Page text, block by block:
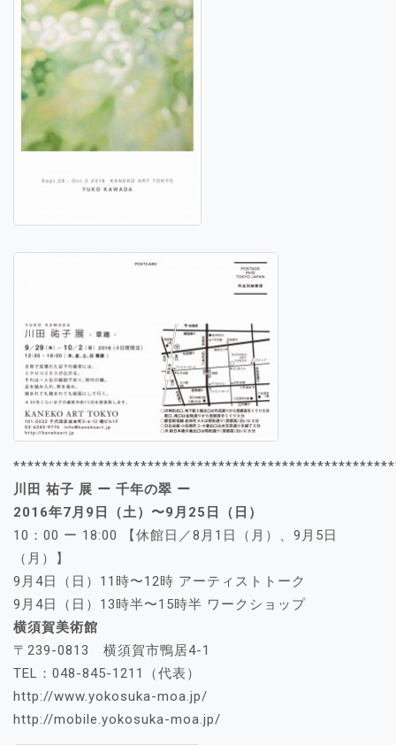
川田 祐子 展 ー 千年の翠 ー
2016年7月9日（土）〜9月25日（日）
10：00 ー 18:00 【休館日／8月1日（月）、9月5日
（月）】
9月4日（日）11時〜12時 アーティストトーク
9月4日（日）13時半〜15時半 ワークショップ
横須賀美術館
〒239-0813 横須賀市鴨居4-1
TEL：048-845-1211（代表）
http://www.yokosuka-moa.jp/
http://mobile.yokosuka-moa.jp/